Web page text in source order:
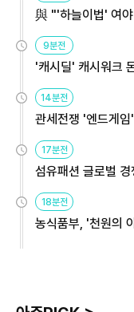
與 "'하늘이법' 여
9분전
'캐시딜' 캐시워크
14분전
관세전쟁 '엔드게
17분전
섬유패션 글로벌
18분전
농식품부, '천원의